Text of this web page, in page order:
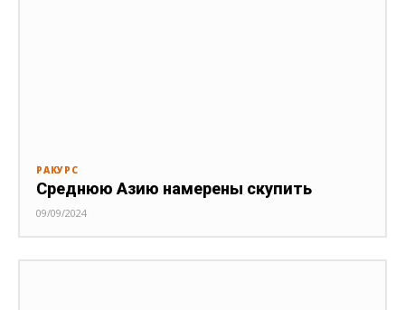
РАКУРС
Среднюю Азию намерены скупить
09/09/2024